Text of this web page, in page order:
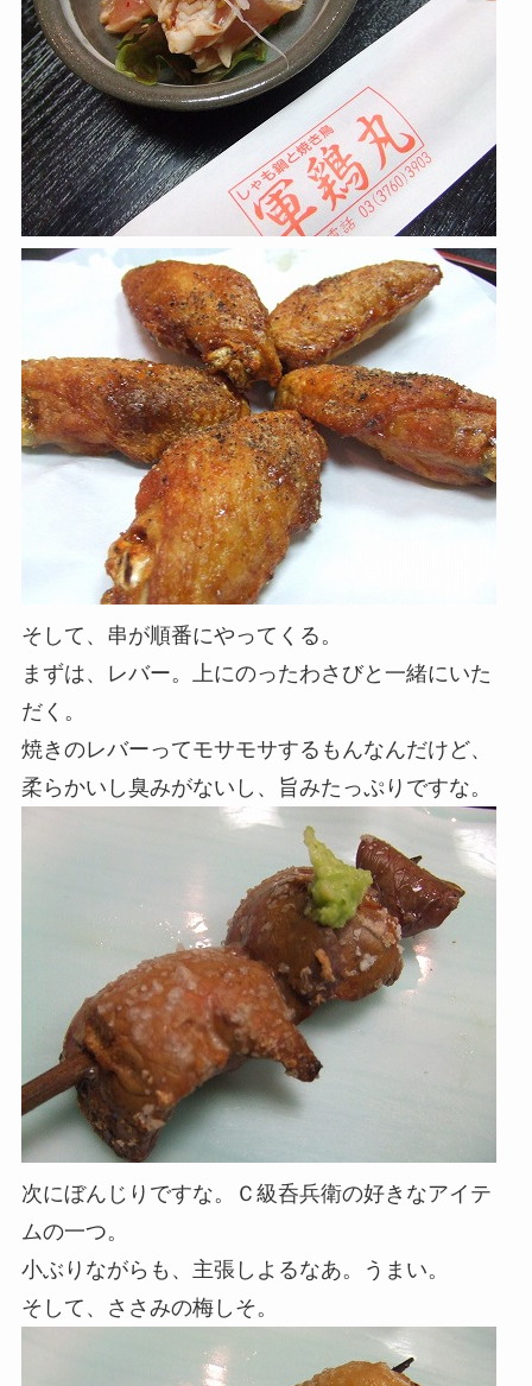
そして、串が順番にやってくる。
まずは、レバー。上にのったわさびと一緒にいた
だく。
焼きのレバーってモサモサするもんなんだけど、
柔らかいし臭みがないし、旨みたっぷりですな。
次にぼんじりですな。Ｃ級呑兵衛の好きなアイテ
ムの一つ。
小ぶりながらも、主張しよるなあ。うまい。
そして、ささみの梅しそ。